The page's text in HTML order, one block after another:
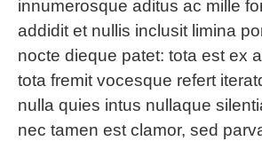
innumerosque aditus ac mille
addidit et nullis inclusit limina
nocte dieque patet: tota est ex
tota fremit vocesque refert
nulla quies intus nullaque
nec tamen est clamor, sed